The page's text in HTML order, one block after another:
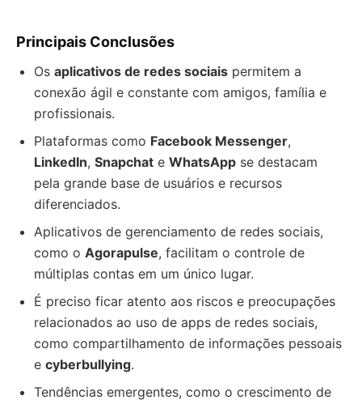
Principais Conclusões
Os aplicativos de redes sociais permitem a
conexão ágil e constante com amigos, família e
profissionais.
Plataformas como Facebook Messenger,
LinkedIn, Snapchat e WhatsApp se destacam
pela grande base de usuários e recursos
diferenciados.
Aplicativos de gerenciamento de redes sociais,
como o Agorapulse, facilitam o controle de
múltiplas contas em um único lugar.
É preciso ficar atento aos riscos e preocupações
relacionados ao uso de apps de redes sociais,
como compartilhamento de informações pessoais
e cyberbullying.
Tendências emergentes, como o crescimento de